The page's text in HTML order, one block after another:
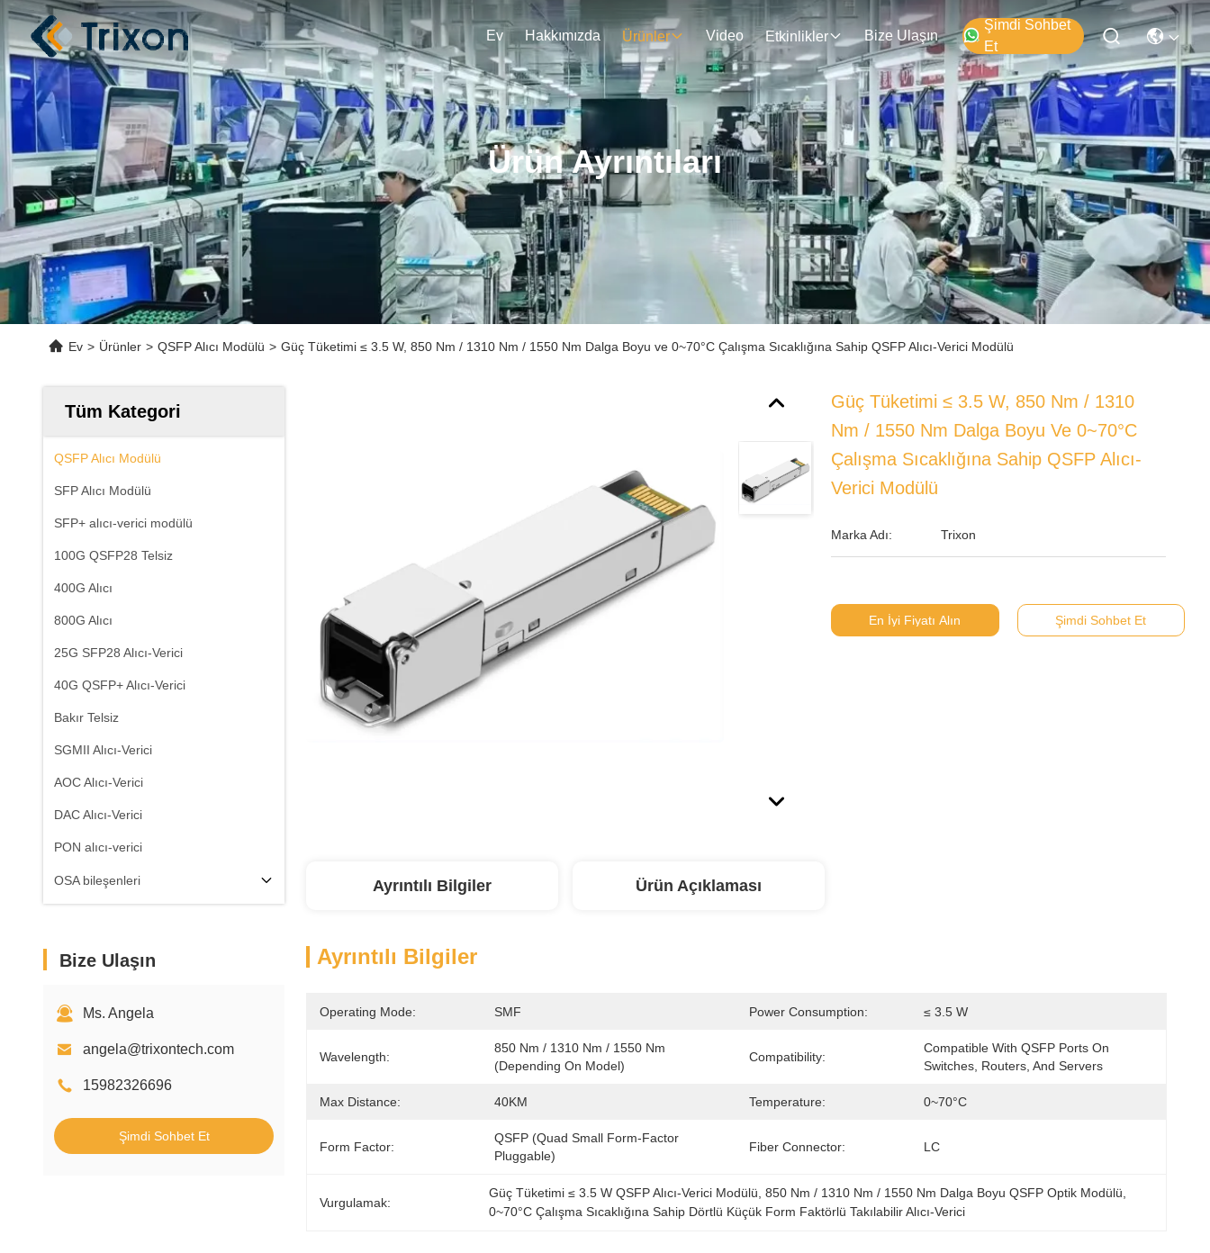
Ev Hakkımızda Ürünler Video Etkinlikler Bize Ulaşın
Şimdi Sohbet
Et
Ürün Ayrıntıları
Ev > Ürünler > QSFP Alıcı Modülü > Güç Tüketimi ≤ 3.5 W, 850 Nm / 1310 Nm / 1550 Nm Dalga Boyu ve 0~70°C Çalışma Sıcaklığına Sahip QSFP Alıcı-Verici Modülü
Tüm Kategori
QSFP Alıcı Modülü
SFP Alıcı Modülü
SFP+ alıcı-verici modülü
100G QSFP28 Telsiz
400G Alıcı
800G Alıcı
25G SFP28 Alıcı-Verici
40G QSFP+ Alıcı-Verici
Bakır Telsiz
SGMII Alıcı-Verici
AOC Alıcı-Verici
DAC Alıcı-Verici
PON alıcı-verici
OSA bileşenleri
Bize Ulaşın
Ms. Angela
angela@trixontech.com
15982326696
Şimdi Sohbet Et
Güç Tüketimi ≤ 3.5 W, 850 Nm / 1310
Nm / 1550 Nm Dalga Boyu Ve 0~70°C
Çalışma Sıcaklığına Sahip QSFP Alıcı-
Verici Modülü
Marka Adı: Trixon
En İyi Fiyatı Alın Şimdi Sohbet Et
Ayrıntılı Bilgiler Ürün Açıklaması
Ayrıntılı Bilgiler
Operating Mode: SMF Power Consumption: ≤ 3.5 W
Wavelength:
850 Nm / 1310 Nm / 1550 Nm
(depending On Model)
Compatibility:
Compatible With QSFP Ports On
Switches, Routers, And Servers
Max Distance: 40KM Temperature: 0~70°C
Form Factor:
QSFP (Quad Small Form-Factor
Pluggable)
Fiber Connector: LC
Vurgulamak:
Güç Tüketimi ≤ 3.5 W QSFP Alıcı-Verici Modülü , 850 Nm / 1310 Nm / 1550 Nm Dalga Boyu QSFP Optik Modülü
0~70°C Çalışma Sıcaklığına Sahip Dörtlü Küçük Form Faktörlü Takılabilir Alıcı-Verici